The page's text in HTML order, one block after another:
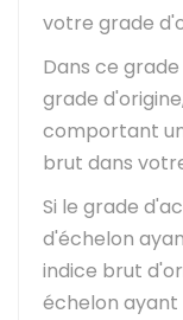
votre grade
Dans ce
grade
comportant
brut dans
Si le grade
d'échelon
indice brut
échelon